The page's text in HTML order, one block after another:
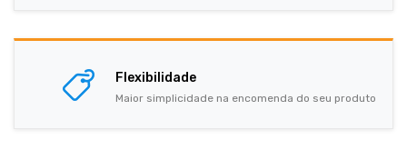
Flexibilidade
Maior simplicidade na encomenda do seu produto